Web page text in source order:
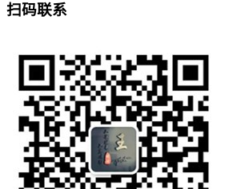
扫码联系